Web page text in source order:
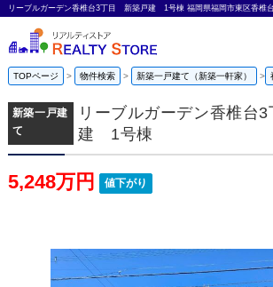
TOPページ 物件検索 新築一戸建て（新築一軒家）
新築一戸建
て
リーブルガーデン香椎台
建 1号棟
5,248万円 値下がり